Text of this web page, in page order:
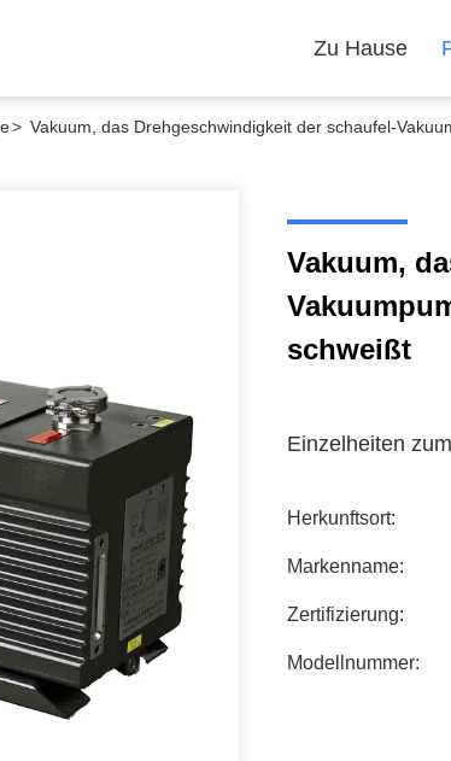
Zu Hause
> Vakuum, das Drehgeschwindigkeit der schaufel-
Vakuum,
schweißt
Einzelheiten
Herkunftsort:
Markenname:
Zertifizierung:
Modellnummer: